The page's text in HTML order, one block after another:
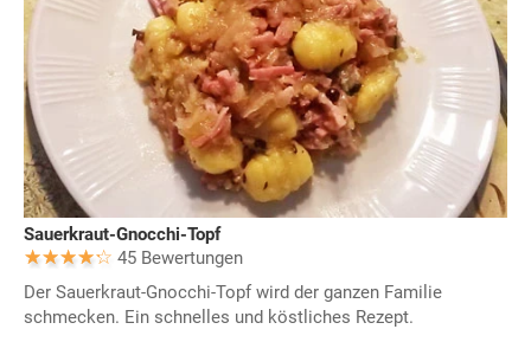
Sauerkraut-Gnocchi-Topf
45 Bewertungen
Der Sauerkraut-Gnocchi-Topf wird der ganzen Familie
schmecken. Ein schnelles und köstliches Rezept.